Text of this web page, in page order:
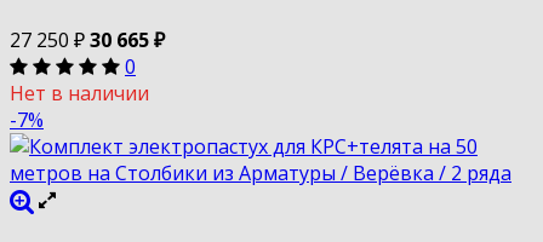
27 250 ₽30 665₽
0
Нет в наличии
-7%